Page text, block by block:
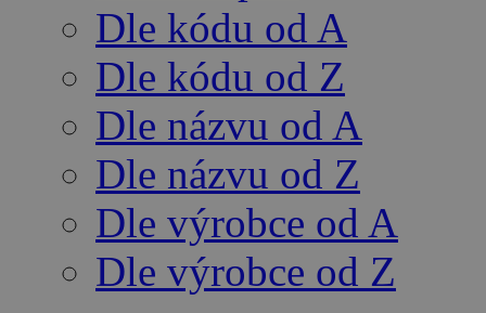
Dle kódu od A
Dle kódu od Z
Dle názvu od A
Dle názvu od Z
Dle výrobce od A
Dle výrobce od Z